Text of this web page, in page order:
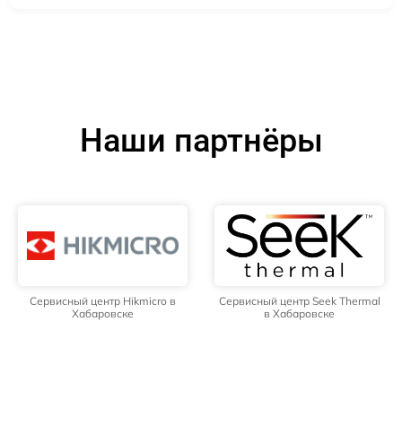
Наши партнёры
Сервисный центр Hikmicro в
Хабаровске
Сервисный центр Seek Thermal
в Хабаровске